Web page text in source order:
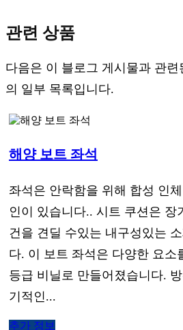
관련 상품
다음은 이 블로그 게시물과 관련
의 일부 목록입니다.
해양 보트 좌석
좌석은 안락함을 위해 합성 인
인이 있습니다.. 시트 쿠션은 장
건을 견딜 수있는 내구성있는
다. 이 보트 좌석은 다양한 요소
등급 비닐로 만들어졌습니다.
기적인...
추가 정보